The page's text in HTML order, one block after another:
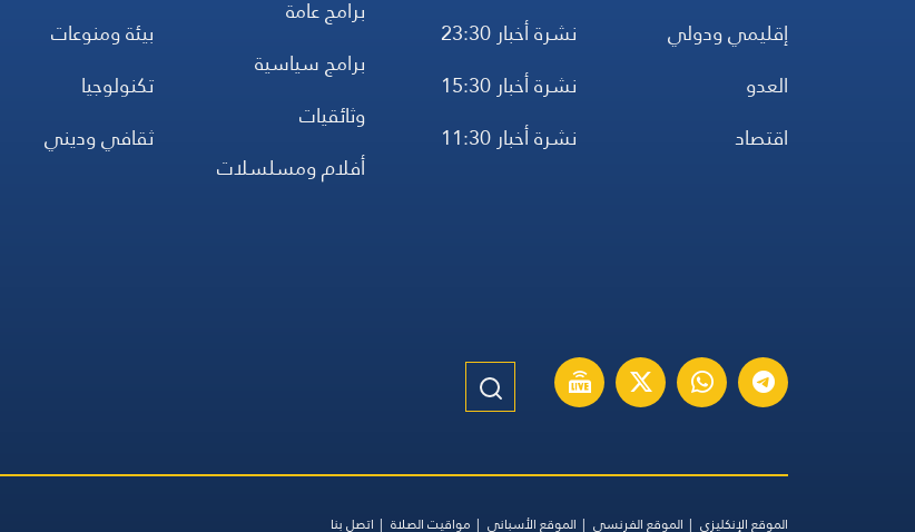
إقليمي ودولي
العدو
اقتصاد
نشرة أخبار 23:30
نشرة أخبار 15:30
نشرة أخبار 11:30
برامج عامة
برامج سياسية
وثائقيات
أفلام ومسلسلات
بيئة ومنوعات
تكنولوجيا
ثقافي وديني
الموقع الإنكليزي الموقع الفرنسي الموقع الأسباني مواقيت الصلاة اتصل بنا